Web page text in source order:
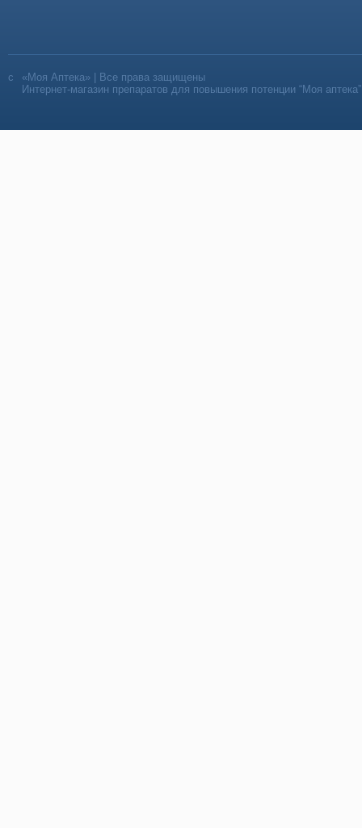
«Моя Аптека» | Все права защищены
Интернет-магазин препаратов для повышения потенции “Моя